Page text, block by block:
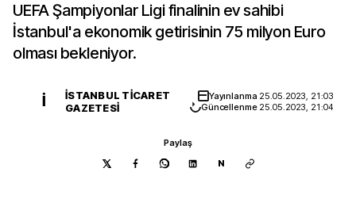
UEFA Şampiyonlar Ligi finalinin ev sahibi
İstanbul'a ekonomik getirisinin 75 milyon Euro
olması bekleniyor.
İ
İSTANBUL TICARET
GAZETESI
Yayınlanma 25.05.2023, 21:03
Güncellenme 25.05.2023, 21:04
Paylaş
N